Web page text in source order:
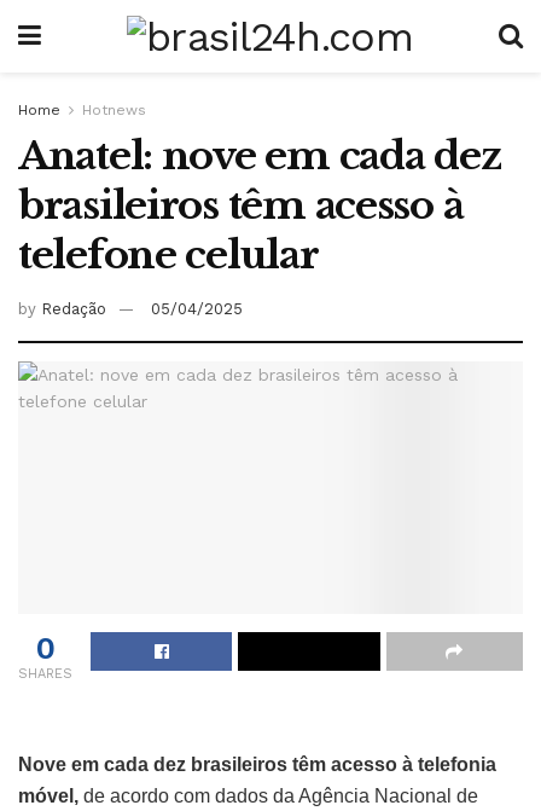
Home Hotnews
Anatel: nove em cada dez
brasileiros têm acesso à
telefone celular
by Redação 05/04/2025
0
SHARES
Nove em cada dez brasileiros têm acesso à telefonia
móvel, de acordo com dados da Agência Nacional de